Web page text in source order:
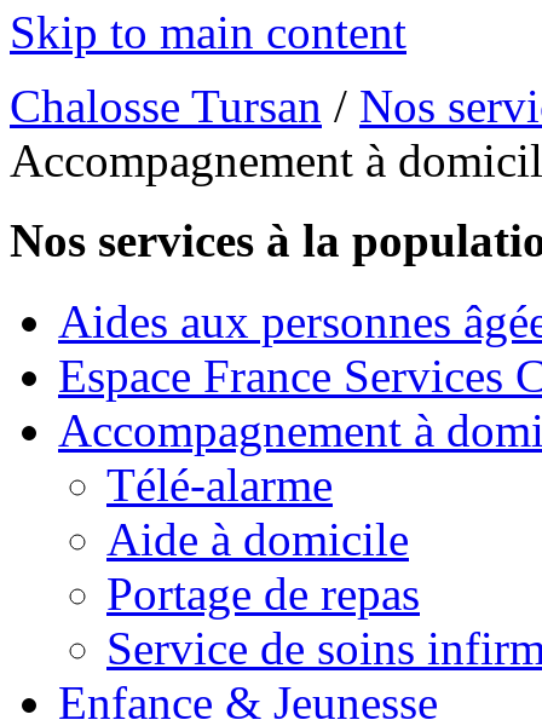
Skip to main content
Chalosse Tursan / Nos
Accompagnement à
Nos services à la
Aides aux personnes
Espace France Services
Accompagnement à
Télé-alarme
Aide à domicile
Portage de repas
Service de soins
Enfance & Jeunesse